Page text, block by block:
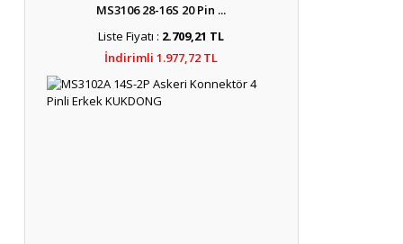
MS3106 28-16S 20 Pin ...
Liste Fiyatı : 2.709,21 TL
İndirimli 1.977,72 TL